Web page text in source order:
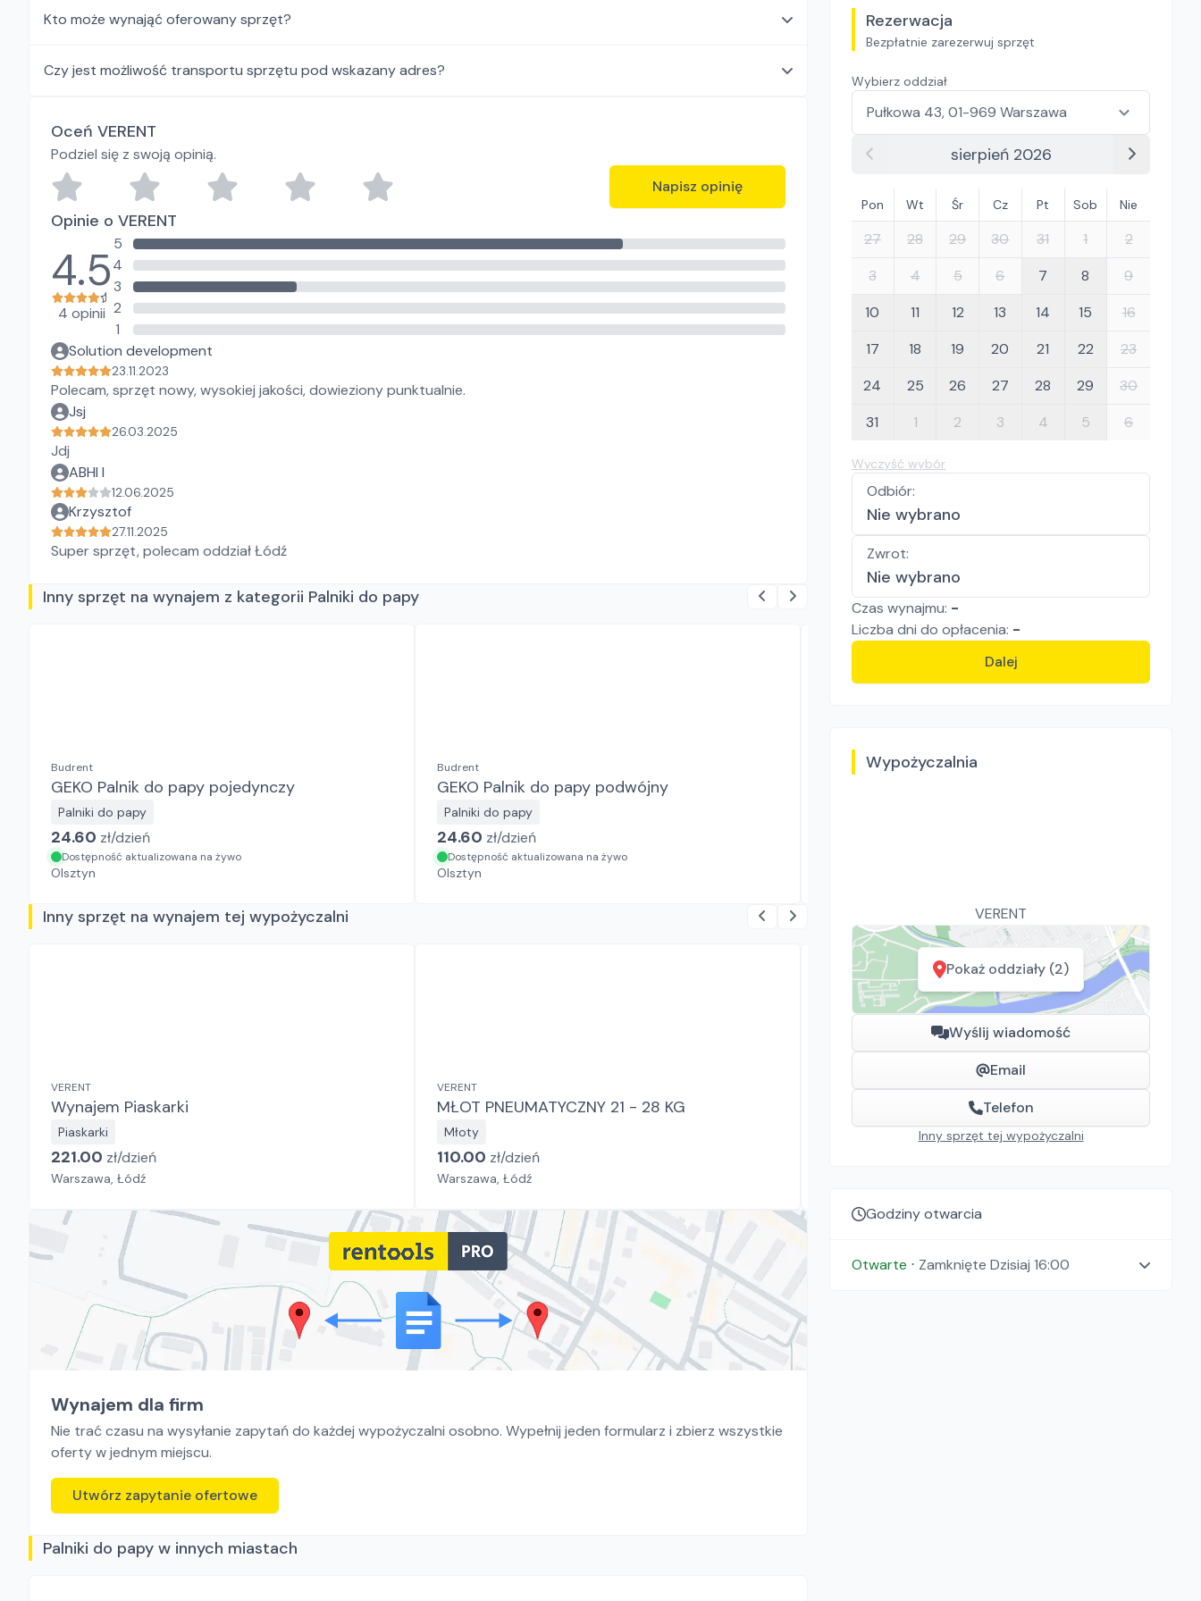
Rezerwacja
Bezpłatnie zarezerwuj sprzęt
Wybierz oddział
sierpień 2026
Pon Wt Śr Cz Pt Sob Nie
27 28 29 30 31 1
2
3
4 5 6 7 8
9
10
11 12 13 14 15
16
17
18 19 20 21 22
23
24
25 26 27 28 29
30
31
1 2 3 4 5 6
Wyczyść wybór
Odbiór:
Nie wybrano
Zwrot:
Nie wybrano
Czas wynajmu: -
Liczba dni do opłacenia: -
Dalej
Wypożyczalnia
VERENT
Pokaż oddziały (2)
Wyślij wiadomość
Email
Telefon
Inny sprzęt tej wypożyczalni
Godziny otwarcia
Otwarte ⋅ Zamknięte Dzisiaj 16:00
Kto może wynająć oferowany sprzęt?
Czy jest możliwość transportu sprzętu pod wskazany adres?
Oceń VERENT
Podziel się z swoją opinią.
Napisz opinię
Opinie o VERENT
4.5
4 opinii
5
4
3
2
1
Solution development
23.11.2023
Polecam, sprzęt nowy, wysokiej jakości, dowieziony punktualnie.
Jsj
26.03.2025
Jdj
ABHI I
12.06.2025
Krzysztof
27.11.2025
Super sprzęt, polecam oddział Łódź
Inny sprzęt na wynajem z kategorii Palniki do papy
Budrent
GEKO Palnik do papy pojedynczy
Palniki do papy
24.60 zł/dzień
Dostępność aktualizowana na żywo
Olsztyn
Budrent
GEKO Palnik do papy podwójny
Palniki do papy
24.60 zł/dzień
Dostępność aktualizowana na żywo
Olsztyn
"WŁODEK" Wypożyczalnia Sprzętu Budowlanego i Ogrodniczego
Inny sprzęt na wynajem tej wypożyczalni
VERENT
Wynajem Piaskarki
Piaskarki
221.00 zł/dzień
Warszawa, Łódź
VERENT
MŁOT PNEUMATYCZNY 21 - 28 KG
Młoty
110.00 zł/dzień
Warszawa, Łódź
VERENT
POJEMNIK DO BETONU KWADRATOWY
Pojemniki do betonu
Wynajem dla firm
Nie trać czasu na wysyłanie zapytań do każdej wypożyczalni osobno. Wypełnij jeden formularz i zbierz wszystkie
oferty w jednym miejscu.
Utwórz zapytanie ofertowe
Palniki do papy w innych miastach